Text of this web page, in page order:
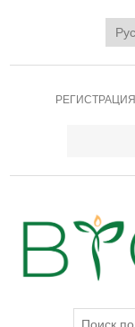
РЕГИСТРАЦИЯ